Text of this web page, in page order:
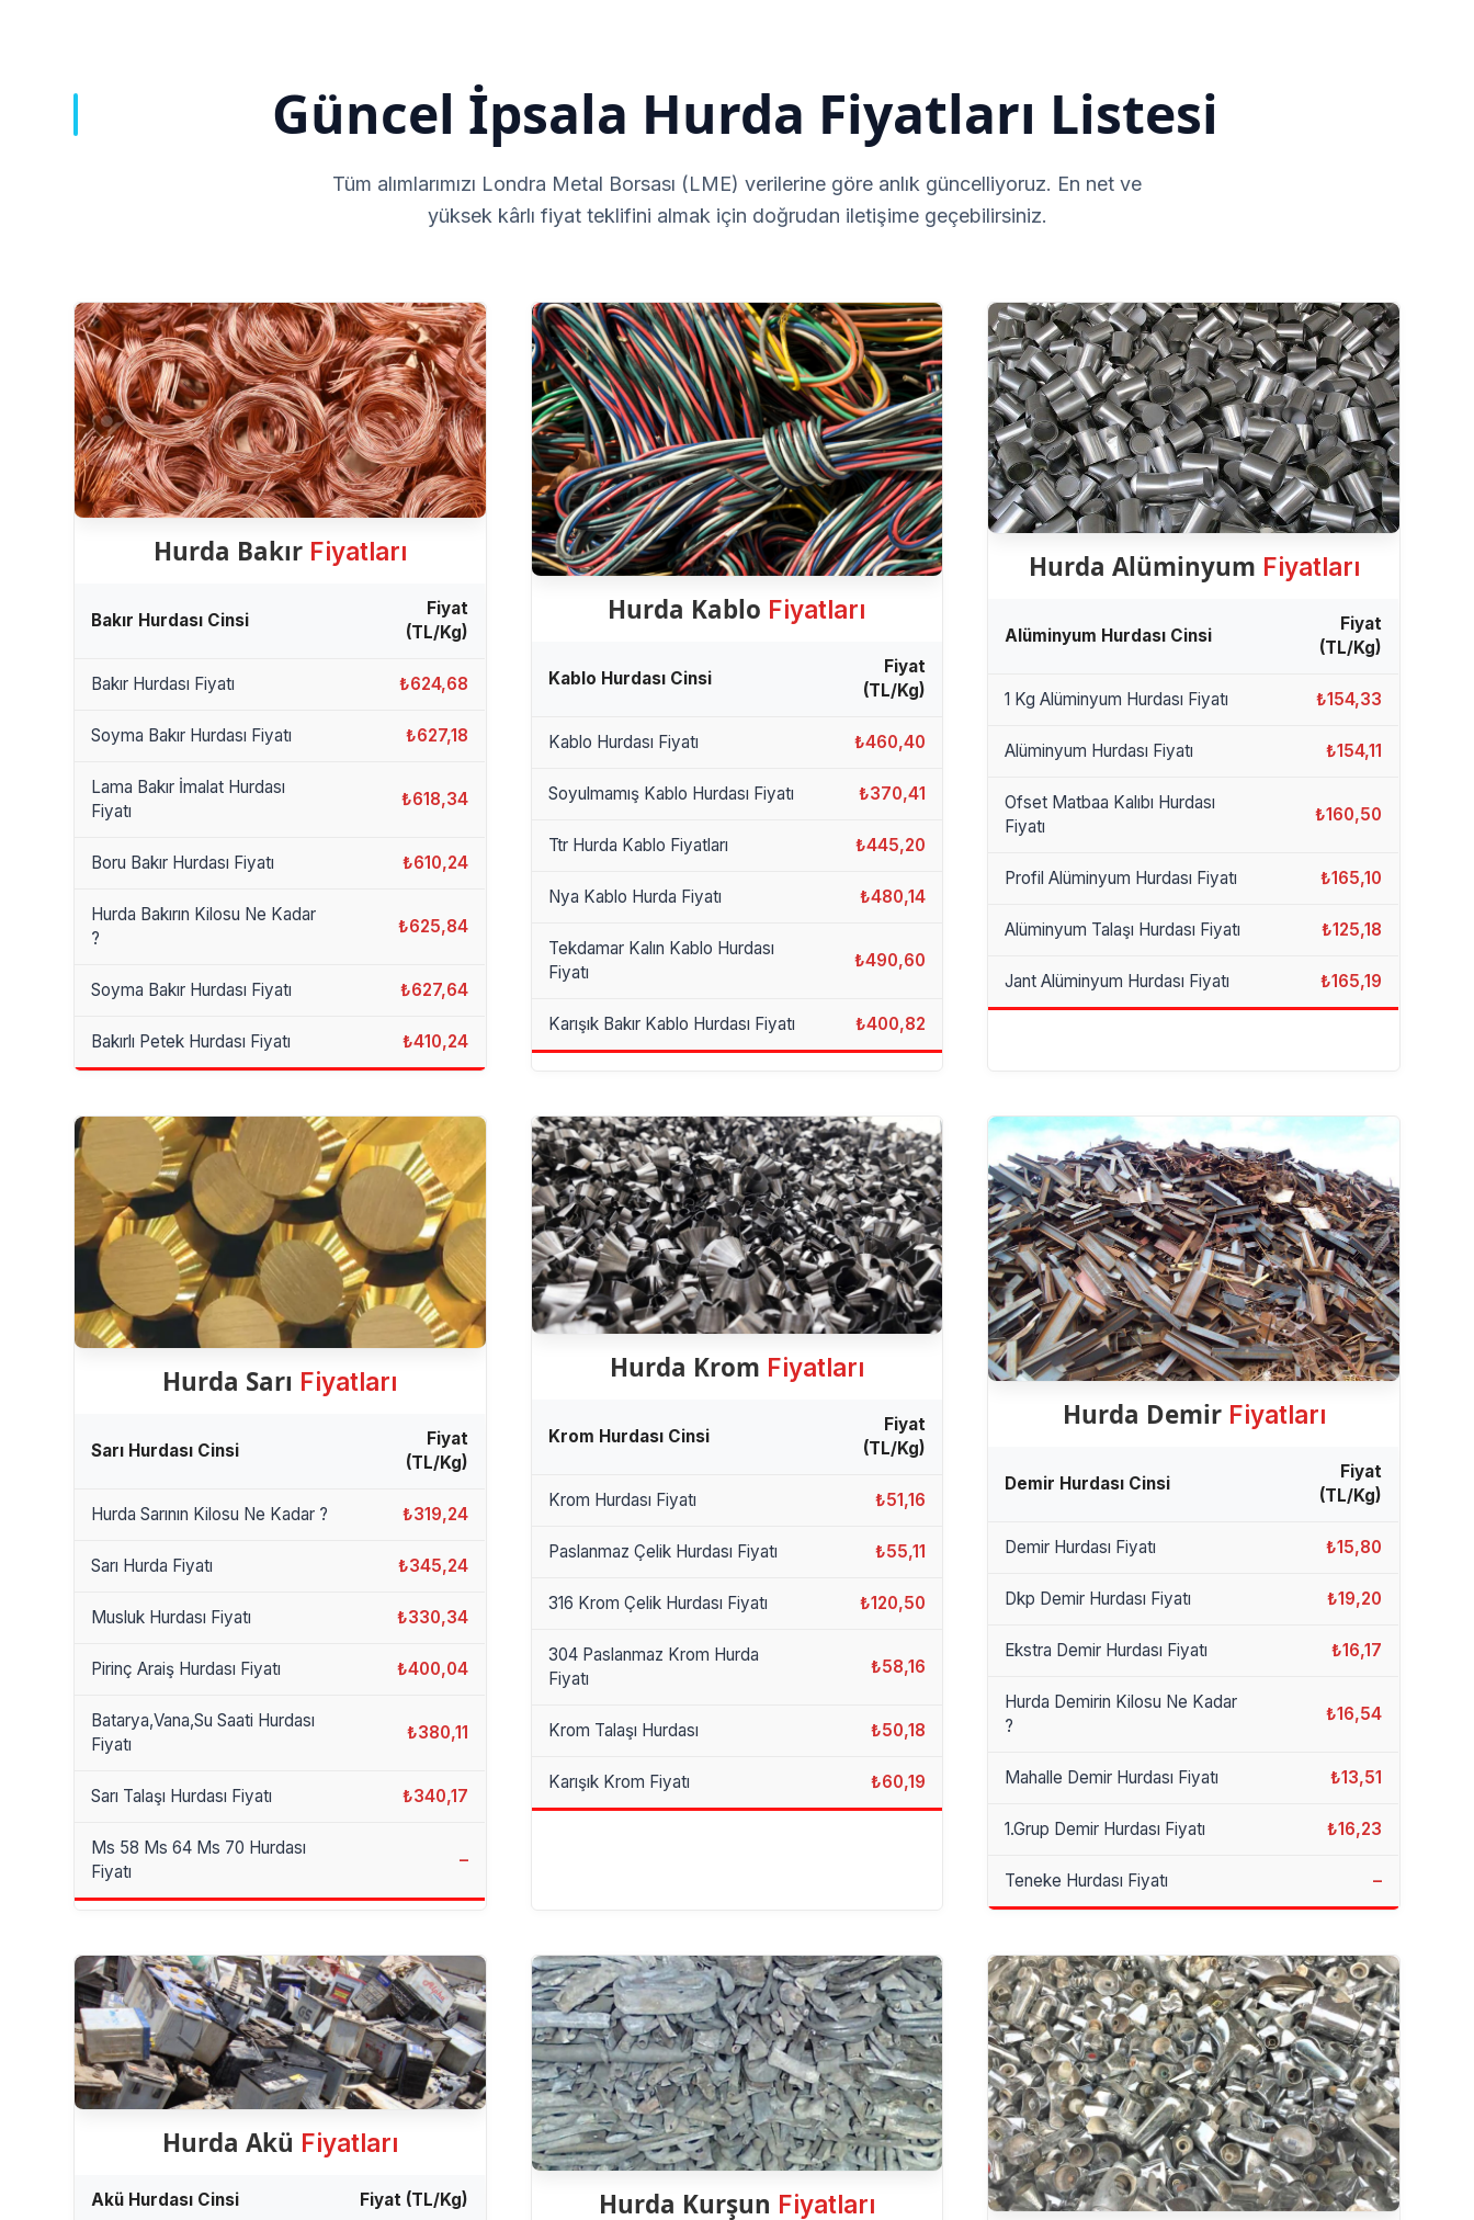
Güncel İpsala Hurda Fiyatları Listesi
Tüm alımlarımızı Londra Metal Borsası (LME) verilerine göre anlık güncelliyoruz. En net ve
yüksek kârlı fiyat teklifini almak için doğrudan iletişime geçebilirsiniz.
Hurda Bakır Fiyatları
Bakır Hurdası Cinsi
Fiyat
(TL/Kg)
Bakır Hurdası Fiyatı ₺624,68
Soyma Bakır Hurdası Fiyatı ₺627,18
Lama Bakır İmalat Hurdası
Fiyatı
₺618,34
Boru Bakır Hurdası Fiyatı ₺610,24
Hurda Bakırın Kilosu Ne Kadar
?
₺625,84
Soyma Bakır Hurdası Fiyatı ₺627,64
Bakırlı Petek Hurdası Fiyatı ₺410,24
Hurda Kablo Fiyatları
Kablo Hurdası Cinsi
Fiyat
(TL/Kg)
Kablo Hurdası Fiyatı ₺460,40
Soyulmamış Kablo Hurdası Fiyatı ₺370,41
Ttr Hurda Kablo Fiyatları ₺445,20
Nya Kablo Hurda Fiyatı ₺480,14
Tekdamar Kalın Kablo Hurdası
Fiyatı
₺490,60
Karışık Bakır Kablo Hurdası Fiyatı ₺400,82
Hurda Alüminyum Fiyatları
Alüminyum Hurdası Cinsi
Fiyat
(TL/Kg)
1 Kg Alüminyum Hurdası Fiyatı ₺154,33
Alüminyum Hurdası Fiyatı ₺154,11
Ofset Matbaa Kalıbı Hurdası
Fiyatı
₺160,50
Profil Alüminyum Hurdası Fiyatı ₺165,10
Alüminyum Talaşı Hurdası Fiyatı ₺125,18
Jant Alüminyum Hurdası Fiyatı ₺165,19
Hurda Sarı Fiyatları
Sarı Hurdası Cinsi
Fiyat
(TL/Kg)
Hurda Sarının Kilosu Ne Kadar ? ₺319,24
Sarı Hurda Fiyatı ₺345,24
Musluk Hurdası Fiyatı ₺330,34
Pirinç Araiş Hurdası Fiyatı ₺400,04
Batarya,Vana,Su Saati Hurdası
Fiyatı
₺380,11
Sarı Talaşı Hurdası Fiyatı ₺340,17
Ms 58 Ms 64 Ms 70 Hurdası
Fiyatı
–
Hurda Krom Fiyatları
Krom Hurdası Cinsi
Fiyat
(TL/Kg)
Krom Hurdası Fiyatı ₺51,16
Paslanmaz Çelik Hurdası Fiyatı ₺55,11
316 Krom Çelik Hurdası Fiyatı ₺120,50
304 Paslanmaz Krom Hurda
Fiyatı
₺58,16
Krom Talaşı Hurdası ₺50,18
Karışık Krom Fiyatı ₺60,19
Hurda Demir Fiyatları
Demir Hurdası Cinsi
Fiyat
(TL/Kg)
Demir Hurdası Fiyatı ₺15,80
Dkp Demir Hurdası Fiyatı ₺19,20
Ekstra Demir Hurdası Fiyatı ₺16,17
Hurda Demirin Kilosu Ne Kadar
?
₺16,54
Mahalle Demir Hurdası Fiyatı ₺13,51
1.Grup Demir Hurdası Fiyatı ₺16,23
Teneke Hurdası Fiyatı –
Hurda Akü Fiyatları
Akü Hurdası Cinsi Fiyat (TL/Kg) Hurda Kurşun Fiyatları